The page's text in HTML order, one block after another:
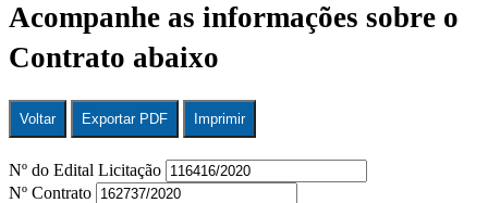
Acompanhe as informações sobre o
Contrato abaixo
Voltar Exportar PDF Imprimir
Nº do Edital Licitação
Nº Contrato